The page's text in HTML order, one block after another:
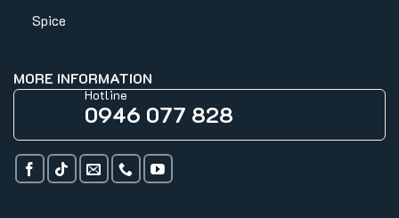
Spice
MORE INFORMATION
Hotline
0946 077 828